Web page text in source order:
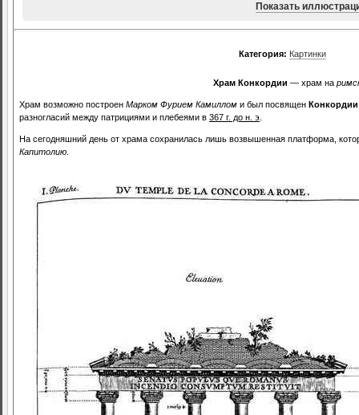
Показать
Категория: Картинки
Храм Конкордии — храм на
Храм возможно построен Марком Фурием Камиллом и был посвящен Конкордии
разногласий между патрициями и плебеями в 367 г. до н. э
На сегодняшний день от храма сохранилась лишь возвышенная платформа,
Капитолию